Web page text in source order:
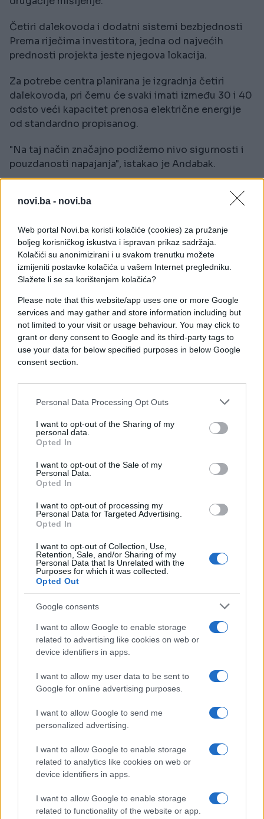
novi.ba - novi.ba
Web portal Novi.ba koristi kolačiće (cookies) za pružanje
boljeg korisničkog iskustva i ispravan prikaz sadržaja.
Kolačići su anonimizirani i u svakom trenutku možete
izmijeniti postavke kolačića u vašem Internet pregledniku.
Slažete li se sa korištenjem kolačića?
Please note that this website/app uses one or more Google
services and may gather and store information including but
not limited to your visit or usage behaviour. You may click to
grant or deny consent to Google and its third-party tags to
use your data for below specified purposes in below Google
consent section.
Personal Data Processing Opt Outs
I want to opt-out of the Sharing of my
personal data.
Opted In
I want to opt-out of the Sale of my
Personal Data.
Opted In
I want to opt-out of processing my
Personal Data for Targeted Advertising.
Opted In
I want to opt-out of Collection, Use,
Retention, Sale, and/or Sharing of my
Personal Data that Is Unrelated with the
Purposes for which it was collected.
Opted Out
Google consents
I want to allow Google to enable storage
related to advertising like cookies on web or
device identifiers in apps.
I want to allow my user data to be sent to
Google for online advertising purposes.
I want to allow Google to send me
personalized advertising.
I want to allow Google to enable storage
related to analytics like cookies on web or
device identifiers in apps.
I want to allow Google to enable storage
related to functionality of the website or app.
Četiri dalekovoda i dodatni sistemi bezbjednosti
Prema riječima investitora, jedna od najvećih
prednosti projekta jeste njegova lokacija.
Za potrebe centra planirana je izgradnja četiri
dalekovoda, pri čemu će svaki imati između 30 i 40
odsto veći kapacitet prenosa električne energije
od standardno propisanog.
"Na taj način značajno podižemo nivo sigurnosti i
pouzdanosti napajanja", istakao je Andabak.
baterijskog sistema koji će dodatno povećati
Podzemne vode za hlađenje sistema
Jedno od ključnih pitanja za ovako veliki
podatkovni centar jeste hlađenje opreme.
Andabak je rekao da se na lokaciji nalaze veliki
rezervoari podzemne vode, koji bi mogli imati
važnu ulogu u rashladnom sistemu, ali da su
potrebne dodatne analize prije konačne odluke.
Ranije je objavljeno da će podatkovni centar
"Pantheon" imati instaliranu snagu od jednog
gigavata te da bi njegova godišnja potrošnja
električne energije mogla iznositi između 20 i 40
odsto ukupne potrošnje Hrvatske.
To je približno na nivou potrošnje cijelog Zagreba.
Za njegovo napajanje biće potrebno izgraditi novu
trafostanicu, oko 280 kilometara novih
dalekovoda, kao i vlastitu solarnu elektranu snage
približno 500 megavata.
Kupljeno 1.500 hektara zemljišta
Investitori okupljeni oko kompanija "Pantheon AI" i
"Pantheon Atlas LLC" već su otkupili oko 1.500
hektara zemljišta na području između sela Pecka,
Kada bude završen, "Pantheon" bi trebalo da
postane jedan od najvećih centara za obradu
podataka i razvoj vještačke inteligencije u Evropi, a
njegova vrijednost od 50 milijardi evra čini ga
najvećim infrastrukturnim projektom ikada
pokrenutim u Hrvatskoj, prenosi Poslovni.hr.